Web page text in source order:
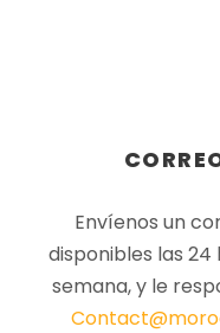
Envíenos un
disponibles las 24
semana, y le